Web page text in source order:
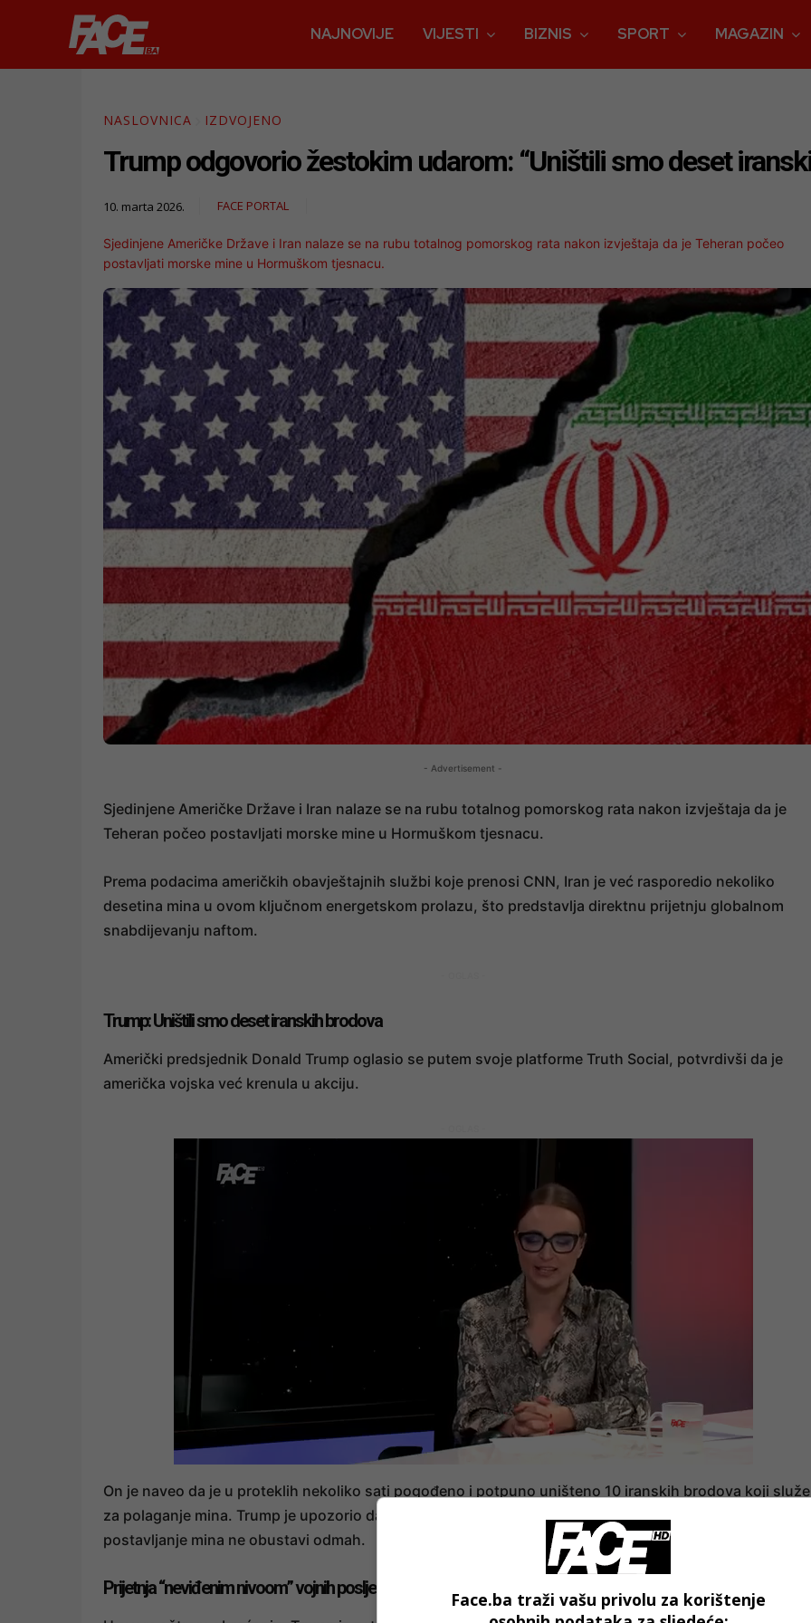
NAJNOVIJE VIJESTI BIZNIS SPORT MAGAZIN
NASLOVNICA IZDVOJENO
Trump odgovorio žestokim udarom: “Uništili smo deset
10. marta 2026. FACE PORTAL
Sjedinjene Američke Države i Iran nalaze se na rubu totalnog pomorskog rata nakon izvještaja da je Teheran počeo
postavljati morske mine u Hormuškom tjesnacu.
- Advertisement -
Sjedinjene Američke Države i Iran nalaze se na rubu totalnog pomorskog rata nakon izvještaja da je
Teheran počeo postavljati morske mine u Hormuškom tjesnacu.
Prema podacima američkih obavještajnih službi koje prenosi CNN, Iran je već rasporedio nekoliko
desetina mina u ovom ključnom energetskom prolazu, što predstavlja direktnu prijetnju globalnom
snabdijevanju naftom.
Trump: Uništili smo deset iranskih brodova
Američki predsjednik Donald Trump oglasio se putem svoje platforme Truth Social, potvrdivši da je
američka vojska već krenula u akciju.
On je naveo da je u proteklih nekoliko sati pogođeno i potpuno uništeno 10 iranskih brodova koji služe
za polaganje mina. Trump je upozorio da je ovo samo početak i da će uslijediti novi udari ako se
postavljanje mina ne obustavi odmah.
Prijetnja “neviđenim nivoom” vojnih posljedica
Face.ba traži vašu privolu za korištenje